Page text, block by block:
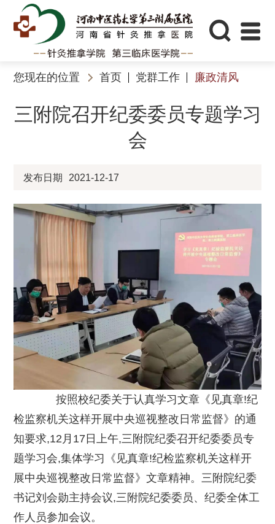
您现在的位置 首页 党群工作 廉政清风
三附院召开纪委委员专题学习
会
发布日期 2021-12-17
按照校纪委关于认真学习文章《见真章!纪
检监察机关这样开展中央巡视整改日常监督》的通
知要求,12月17日上午,三附院纪委召开纪委委员专
题学习会,集体学习《见真章!纪检监察机关这样开
展中央巡视整改日常监督》文章精神。三附院纪委
书记刘会勋主持会议,三附院纪委委员、纪委全体工
作人员参加会议。